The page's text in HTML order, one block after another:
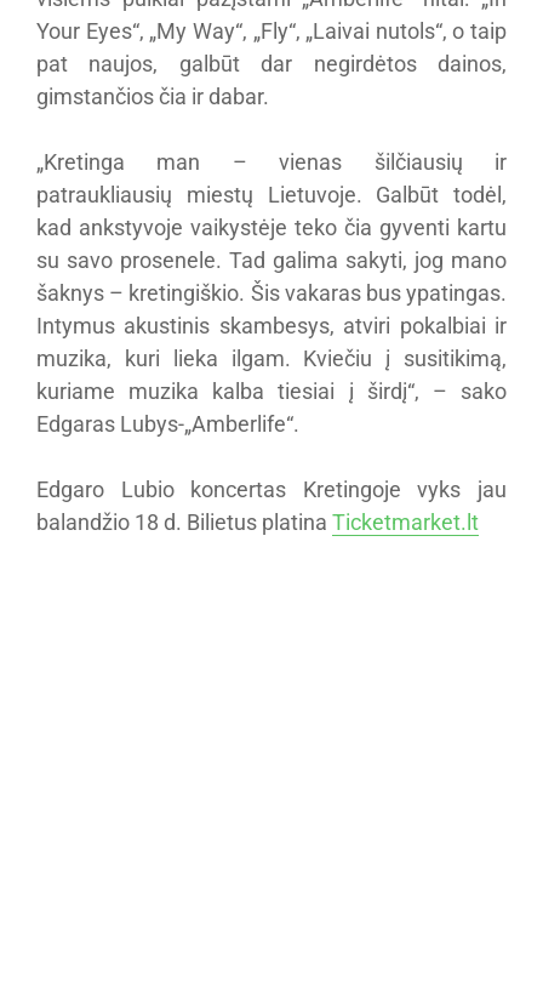
Your Eyes“, „My Way“, „Fly“, „Laivai nutols“, o taip
pat naujos, galbūt dar negirdėtos dainos,
gimstančios čia ir dabar.
„Kretinga man – vienas šilčiausių ir
patraukliausių miestų Lietuvoje. Galbūt todėl,
kad ankstyvoje vaikystėje teko čia gyventi kartu
su savo prosenele. Tad galima sakyti, jog mano
šaknys – kretingiškio. Šis vakaras bus ypatingas.
Intymus akustinis skambesys, atviri pokalbiai ir
muzika, kuri lieka ilgam. Kviečiu į susitikimą,
kuriame muzika kalba tiesiai į širdį“, – sako
Edgaras Lubys-„Amberlife“.
Edgaro Lubio koncertas Kretingoje vyks jau
balandžio 18 d. Bilietus platina Ticketmarket.lt